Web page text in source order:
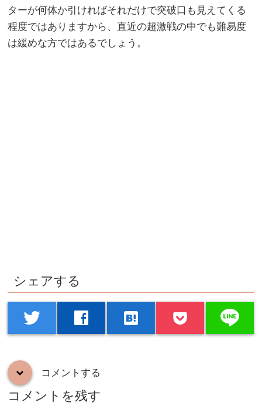
ターが何体か引ければそれだけで突破口も見えてくる
程度ではありますから、直近の超激戦の中でも難易度
は緩めな方ではあるでしょう。
シェアする
twitter facebook hatenabookmark line
down コメントする
コメントを残す